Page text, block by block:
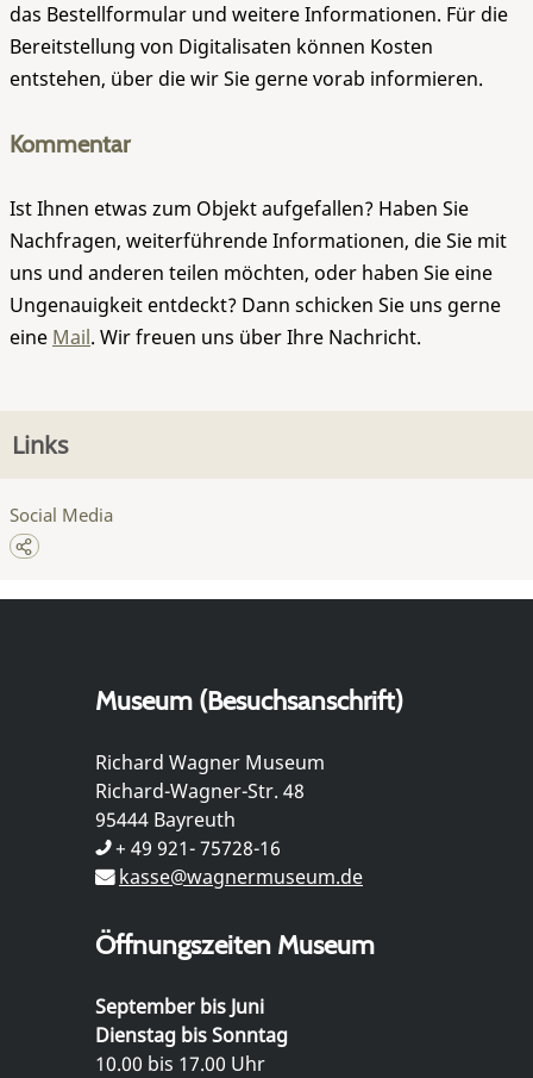
das Bestellformular und weitere Informationen. Für die
Bereitstellung von Digitalisaten können Kosten
entstehen, über die wir Sie gerne vorab informieren.
Kommentar
Ist Ihnen etwas zum Objekt aufgefallen? Haben Sie
Nachfragen, weiterführende Informationen, die Sie mit
uns und anderen teilen möchten, oder haben Sie eine
Ungenauigkeit entdeckt? Dann schicken Sie uns gerne
eine Mail. Wir freuen uns über Ihre Nachricht.
Links
Social Media
Museum (Besuchsanschrift)
Richard Wagner Museum
Richard-Wagner-Str. 48
95444 Bayreuth
+ 49 921- 75728-16
kasse@wagnermuseum.de
Öffnungszeiten Museum
September bis Juni
Dienstag bis Sonntag
10.00 bis 17.00 Uhr